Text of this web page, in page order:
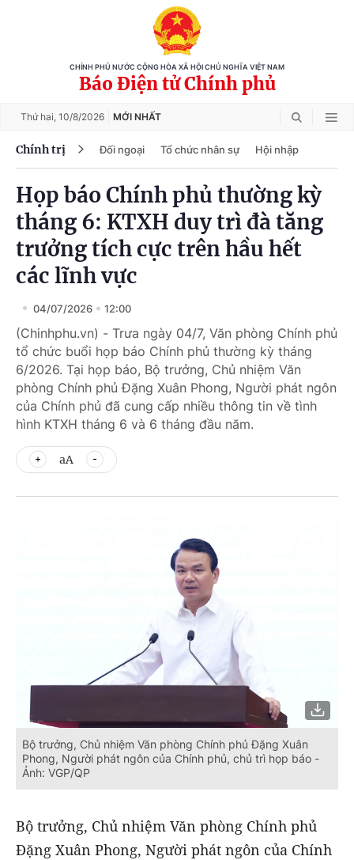
CHÍNH PHỦ NƯỚC CỘNG HÒA XÃ HỘI CHỦ NGHĨA VIỆT NAM
Báo Điện tử Chính phủ
Thứ hai, 10/8/2026 MỚI NHẤT
Chính trị Đối ngoại Tổ chức nhân sự Hội nhập
Họp báo Chính phủ thường kỳ
tháng 6: KTXH duy trì đà tăng
trưởng tích cực trên hầu hết
các lĩnh vực
04/07/2026 12:00
(Chinhphu.vn) - Trưa ngày 04/7, Văn phòng Chính phủ
tổ chức buổi họp báo Chính phủ thường kỳ tháng
6/2026. Tại họp báo, Bộ trưởng, Chủ nhiệm Văn
phòng Chính phủ Đặng Xuân Phong, Người phát ngôn
của Chính phủ đã cung cấp nhiều thông tin về tình
hình KTXH tháng 6 và 6 tháng đầu năm.
aA
Bộ trưởng, Chủ nhiệm Văn phòng Chính phủ Đặng Xuân
Phong, Người phát ngôn của Chính phủ, chủ trì họp báo -
Ảnh: VGP/QP
Bộ trưởng, Chủ nhiệm Văn phòng Chính phủ
Đặng Xuân Phong, Người phát ngôn của Chính